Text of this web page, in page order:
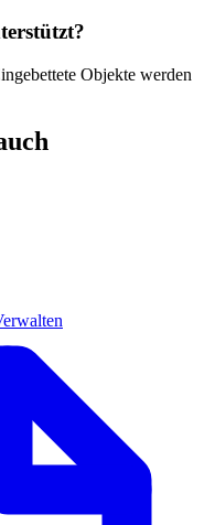
Objekte werden